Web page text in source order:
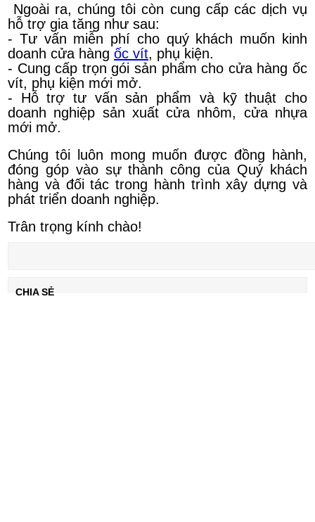
Ngoài ra, chúng tôi còn cung cấp các dịch vụ
hỗ trợ gia tăng như sau:
- Tư vấn miễn phí cho quý khách muốn kinh
doanh cửa hàngốc vít, phụ kiện.
- Cung cấp trọn gói sản phẩm cho cửa hàng ốc
vít, phụ kiện mới mở.
- Hỗ trợ tư vấn sản phẩm và kỹ thuật cho
doanh nghiệp sản xuất cửa nhôm, cửa nhựa
mới mở.
Chúng tôi luôn mong muốn được đồng hành,
đóng góp vào sự thành công của Quý khách
hàng và đối tác trong hành trình xây dựng và
phát triển doanh nghiệp.
Trân trọng kính chào!
CHIA SẺ